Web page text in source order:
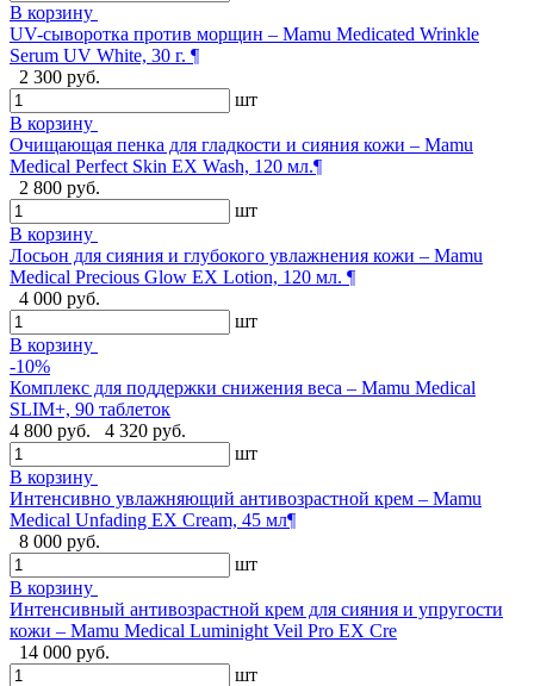
В корзину
UV-сыворотка против морщин – Mamu Medicated Wrinkle
Serum UV White, 30 г. ¶
2 300 руб.
шт
В корзину
Очищающая пенка для гладкости и сияния кожи – Mamu
Medical Perfect Skin EX Wash, 120 мл.¶
2 800 руб.
шт
В корзину
Лосьон для сияния и глубокого увлажнения кожи – Mamu
Medical Precious Glow EX Lotion, 120 мл. ¶
4 000 руб.
шт
В корзину
-10%
Комплекс для поддержки снижения веса – Mamu Medical
SLIM+, 90 таблеток
4 800 руб.
4 320 руб.
шт
В корзину
Интенсивно увлажняющий антивозрастной крем – Mamu
Medical Unfading EX Cream, 45 мл¶
8 000 руб.
шт
В корзину
Интенсивный антивозрастной крем для сияния и упругости
кожи – Mamu Medical Luminight Veil Pro EX Cre
14 000 руб.
шт